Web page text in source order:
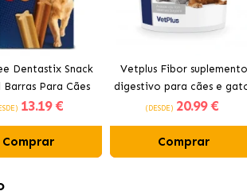
Dentastix Snack
Barras Para Cães
+25 kg
13.19 €
Comprar
Vetplus Fibor suplemento
digestivo para cães e
(DESDE) 20.99 €
Comprar